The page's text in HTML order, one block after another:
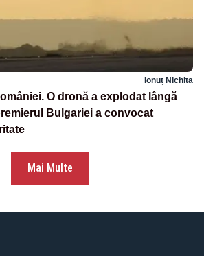
Ionuț Nichita
O dronă a explodat lângă
Bulgariei a convocat
Mai Multe